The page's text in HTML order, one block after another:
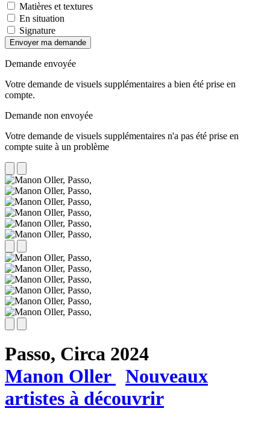
Matières et textures
En situation
Signature
Envoyer ma demande
Demande envoyée
Votre demande de visuels supplémentaires a bien été prise en
compte.
Demande non envoyée
Votre demande de visuels supplémentaires n'a pas été prise en
compte suite à un problème
Passo, Circa 2024
Manon Oller
Nouveaux
artistes à découvrir